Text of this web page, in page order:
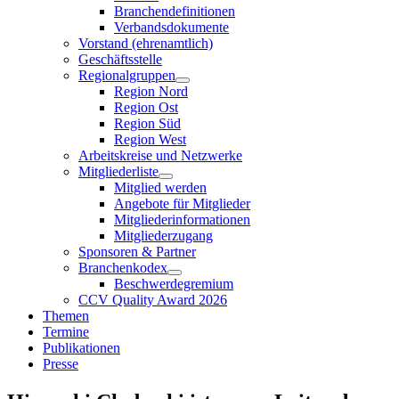
Branchendefinitionen
Verbandsdokumente
Vorstand (ehrenamtlich)
Geschäftsstelle
Regionalgruppen
Region Nord
Region Ost
Region Süd
Region West
Arbeitskreise und Netzwerke
Mitgliederliste
Mitglied werden
Angebote für Mitglieder
Mitgliederinformationen
Mitgliederzugang
Sponsoren & Partner
Branchenkodex
Beschwerdegremium
CCV Quality Award 2026
Themen
Termine
Publikationen
Presse